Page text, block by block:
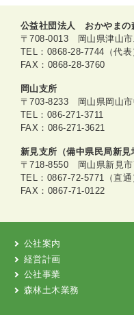
公益社団法人 おかやまの
〒708-0013 岡山県津山市
TEL：0868-28-7744（代表
FAX：0868-28-3760
岡山支所
〒703-8233 岡山県岡山市
TEL：086-271-3711
FAX：086-271-3621
新見支所（備中県民局新見
〒718-8550 岡山県新見
TEL：0867-72-5771（直通
FAX：0867-71-0122
公社案内
経営計画
公社事業
森林土木業務